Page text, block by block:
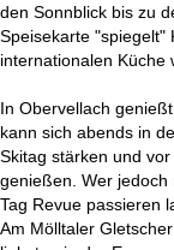
den Sonnblick bis zu
Speisekarte "spiegelt"
internationalen Küche
In Obervellach
kann sich abends in
Skitag stärken und
genießen. Wer jedoch
Tag Revue passieren
Am Mölltaler